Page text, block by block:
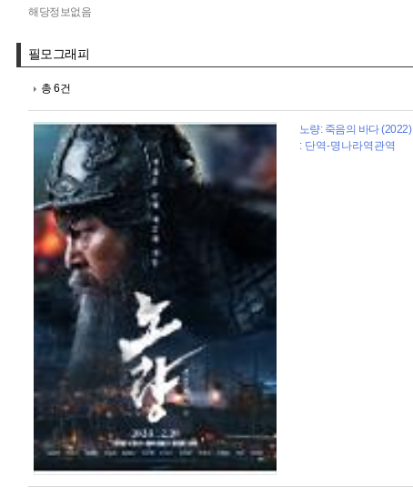
해당정보없음
필모그래피
총 6건
노량: 죽음의 바다 (2022)
: 단역-명나라역관역